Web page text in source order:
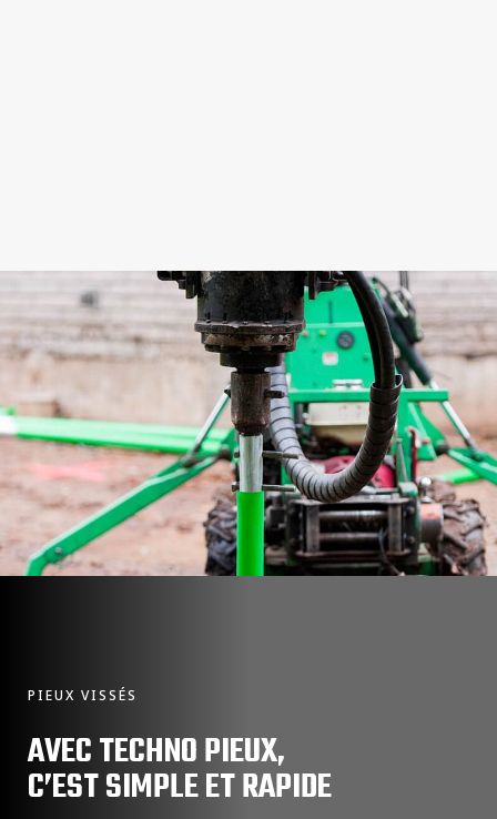
PIEUX VISSÉS
AVEC TECHNO PIEUX,
C’EST SIMPLE ET RAPIDE